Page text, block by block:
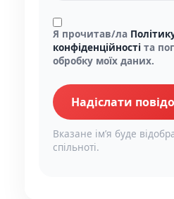
Я прочитав/ла
конфіденційності та
обробку моїх даних.
Надіслати
Вказане імʼя буде
спільноті.